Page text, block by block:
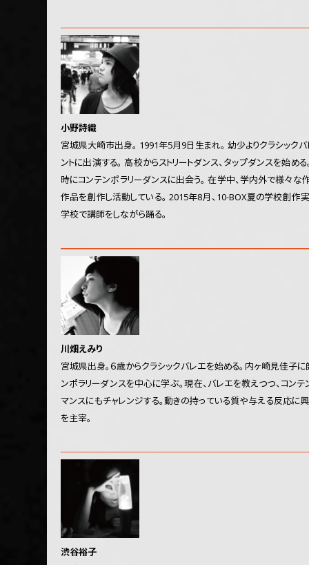
小野詩織
宮城県大崎市出身。 1991年5月9日生まれ。 幼少よりクラシック
ントに出演する。 高校からストリートダンス、タップダンスを始
時にコンテンポラリーダンスに出会う。 在学中、学内外で様々な
作品を創作し活動している。 2015年8月、10-BOX夏の学校創作
学校で講師をしながら踊る。
川畑えみり
宮城県出身。６歳からクラシックバレエを始める。内ヶ崎見佳子
ンポラリーダンスを中心に学ぶ。現在、バレエを教えつつ、コン
マンスにもチャレンジする。動きの持っている質や与える反応に
を主宰。
渋谷裕子